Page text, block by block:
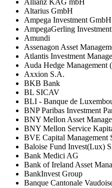
Allianz KAG mbH
Altarius GmbH
Ampega Investment GmbH
AmpegaGerling
Amundi
Assenagon Asset
Atlantis Investment
Auda Hedge Management
Axxion S.A.
BKB Bank
BL SICAV
BLI - Banque de
BNP Paribas Investment
BNY Mellon Asset
BNY Mellon Service
BVE Capital Management
Baloise Fund Invest(Lux)
Bank Medici AG
Bank of Ireland Asset
BankInvest Group
Banque Cantonale